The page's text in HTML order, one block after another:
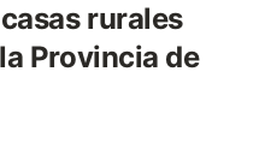
rurales
Provincia de